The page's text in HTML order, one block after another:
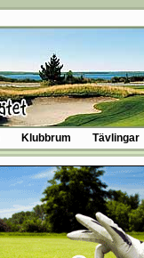
Klubbrum Tävlingar